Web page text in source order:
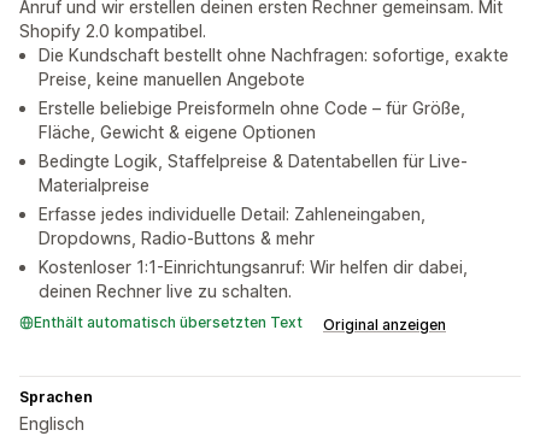
Anruf und wir erstellen deinen ersten Rechner gemeinsam. Mit
Shopify 2.0 kompatibel.
Die Kundschaft bestellt ohne Nachfragen: sofortige, exakte
Preise, keine manuellen Angebote
Erstelle beliebige Preisformeln ohne Code – für Größe,
Fläche, Gewicht & eigene Optionen
Bedingte Logik, Staffelpreise & Datentabellen für Live-
Materialpreise
Erfasse jedes individuelle Detail: Zahleneingaben,
Dropdowns, Radio-Buttons & mehr
Kostenloser 1:1-Einrichtungsanruf: Wir helfen dir dabei,
deinen Rechner live zu schalten.
Enthält automatisch übersetzten Text Original anzeigen
Sprachen
Englisch